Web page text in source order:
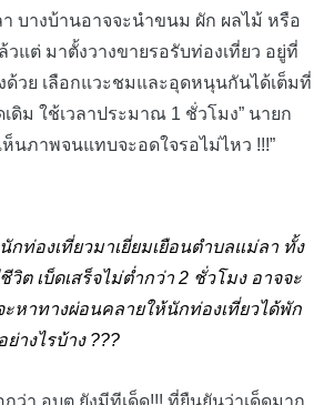
บางบ้านอาจจะนำขนม ผัก ผลไม้ หรือ
แต่ มาตั้งวางขายรอรับท่องเที่ยว อยู่ที่
วย เลือกแวะชมและอุดหนุนกันได้เต็มที่
ดิม ใช้เวลาประมาณ 1 ชั่วโมง” นายก
นภาพจนแทบจะอดใจรอไม่ไหว !!!”
กท่องเที่ยวมาเยี่ยมเยือนตำบลแม่ลา ทั้ง
ต เบ็ดเสร็จไม่ต่ำกว่า 2 ชั่วโมง อาจจะ
หาทางผ่อนคลายให้นักท่องเที่ยวได้พัก
างไรบ้าง ???
ว่า อบต.ยังมีทีเด็ด!!! ที่ยืนยันว่าเด็ดมาก